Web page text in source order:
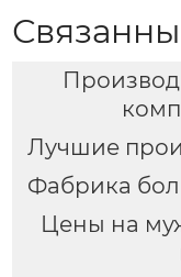
Лучшие
Фабрика
Цены на